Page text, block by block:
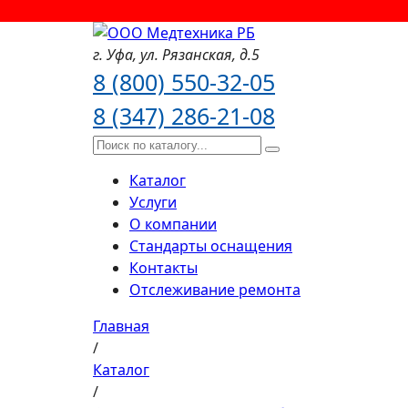
г. Уфа, ул. Рязанская, д.5
8 (800) 550-32-05
8 (347) 286-21-08
Каталог
Услуги
О компании
Стандарты оснащения
Контакты
Отслеживание ремонта
Главная
/
Каталог
/